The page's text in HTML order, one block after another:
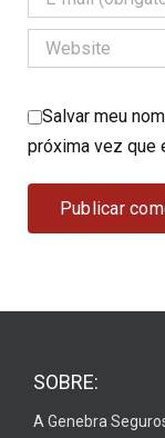
Salvar meu
próxima vez que
SOBRE:
A Genebra